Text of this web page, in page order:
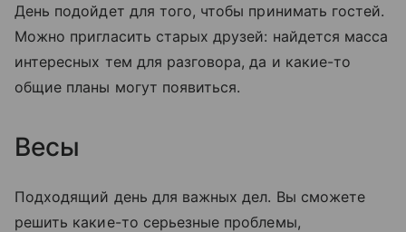
День подойдет для того, чтобы принимать гостей.
Можно пригласить старых друзей: найдется масса
интересных тем для разговора, да и какие-то
общие планы могут появиться.
Весы
Подходящий день для важных дел. Вы сможете
решить какие-то серьезные проблемы,